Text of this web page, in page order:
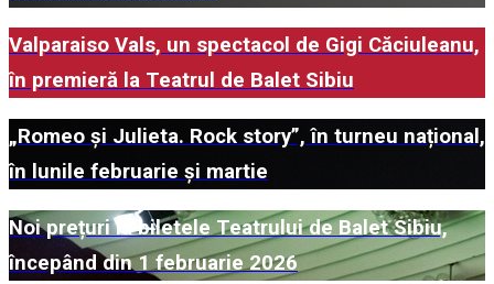
Valparaiso Vals, un spectacol de Gigi Căciuleanu,
în premieră la Teatrul de Balet Sibiu
„Romeo și Julieta. Rock story”, în turneu național,
în lunile februarie și martie
Noi prețuri la biletele Teatrului de Balet Sibiu,
începând din 1 februarie 2026